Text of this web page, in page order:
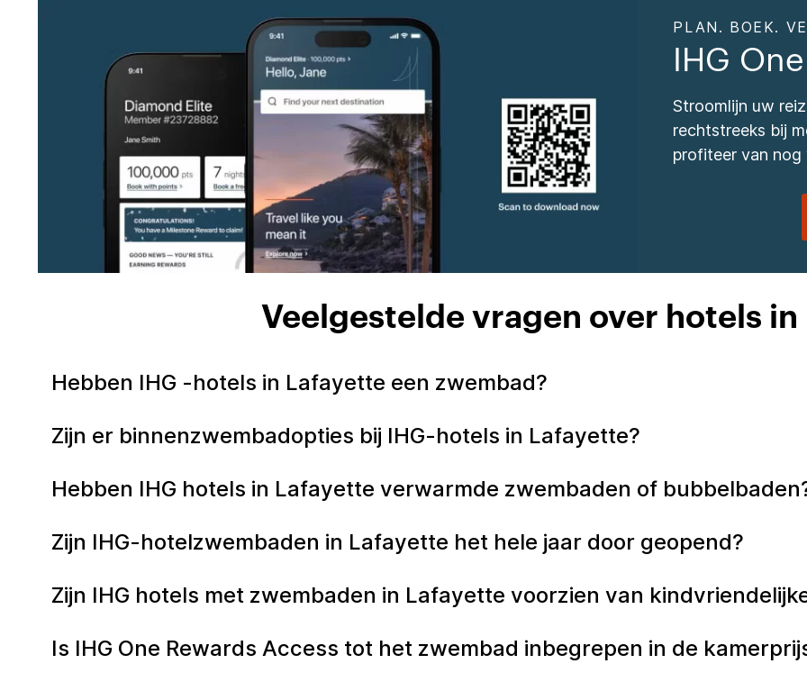
PLAN. BOEK.
IHG
Stroomlijn uw
rechtstreeks bij
profiteer van nog
Veelgestelde vragen over hotels in
Hebben IHG -hotels in Lafayette een zwembad?
Zijn er binnenzwembadopties bij IHG-hotels in Lafayette?
Hebben IHG hotels in Lafayette verwarmde zwembaden of
Zijn IHG-hotelzwembaden in Lafayette het hele jaar door geopend?
Zijn IHG hotels met zwembaden in Lafayette voorzien van
Is IHG One Rewards Access tot het zwembad inbegrepen in de